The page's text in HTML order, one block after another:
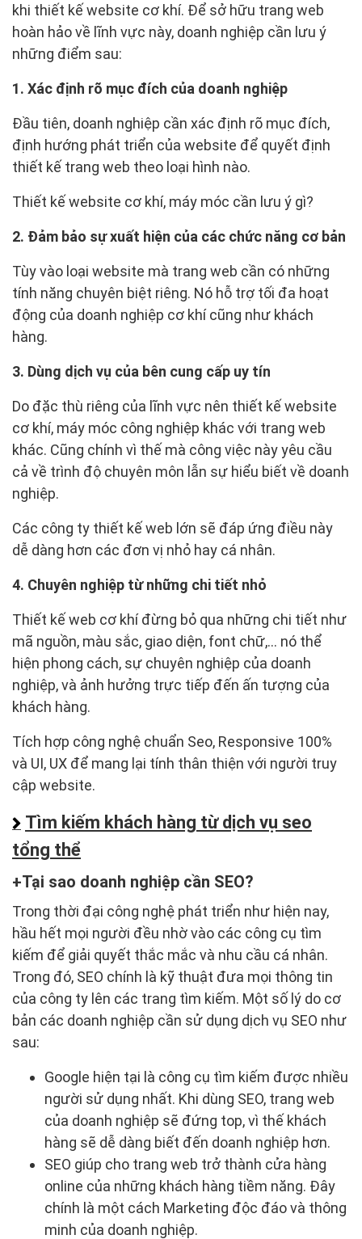
khi thiết kế website cơ khí. Để sở hữu trang web
hoàn hảo về lĩnh vực này, doanh nghiệp cần lưu ý
những điểm sau:
1. Xác định rõ mục đích của doanh nghiệp
Đầu tiên, doanh nghiệp cần xác định rõ mục đích,
định hướng phát triển của website để quyết định
thiết kế trang web theo loại hình nào.
Thiết kế website cơ khí, máy móc cần lưu ý gì?
2. Đảm bảo sự xuất hiện của các chức năng cơ bản
Tùy vào loại website mà trang web cần có những
tính năng chuyên biệt riêng. Nó hỗ trợ tối đa hoạt
động của doanh nghiệp cơ khí cũng như khách
hàng.
3. Dùng dịch vụ của bên cung cấp uy tín
Do đặc thù riêng của lĩnh vực nên thiết kế website
cơ khí, máy móc công nghiệp khác với trang web
khác. Cũng chính vì thế mà công việc này yêu cầu
cả về trình độ chuyên môn lẫn sự hiểu biết về doanh
nghiệp.
Các công ty thiết kế web lớn sẽ đáp ứng điều này
dễ dàng hơn các đơn vị nhỏ hay cá nhân.
4. Chuyên nghiệp từ những chi tiết nhỏ
Thiết kế web cơ khí đừng bỏ qua những chi tiết như
mã nguồn, màu sắc, giao diện, font chữ,... nó thể
hiện phong cách, sự chuyên nghiệp của doanh
nghiệp, và ảnh hưởng trực tiếp đến ấn tượng của
khách hàng.
Tích hợp công nghệ chuẩn Seo, Responsive 100%
và UI, UX để mang lại tính thân thiện với người truy
cập website.
Tìm kiếm khách hàng từ dịch vụ seo
tổng thể
Tại sao doanh nghiệp cần SEO?
Trong thời đại công nghệ phát triển như hiện nay,
hầu hết mọi người đều nhờ vào các công cụ tìm
kiếm để giải quyết thắc mắc và nhu cầu cá nhân.
Trong đó, SEO chính là kỹ thuật đưa mọi thông tin
của công ty lên các trang tìm kiếm. Một số lý do cơ
bản các doanh nghiệp cần sử dụng dịch vụ SEO như
sau:
Google hiện tại là công cụ tìm kiếm được nhiều
người sử dụng nhất. Khi dùng SEO, trang web
của doanh nghiệp sẽ đứng top, vì thế khách
hàng sẽ dễ dàng biết đến doanh nghiệp hơn.
SEO giúp cho trang web trở thành cửa hàng
online của những khách hàng tiềm năng. Đây
chính là một cách Marketing độc đáo và thông
minh của doanh nghiệp.